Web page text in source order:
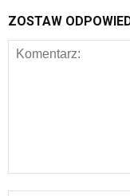
ZOSTAW